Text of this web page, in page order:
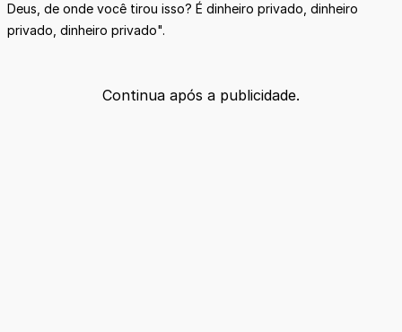
Deus, de onde você tirou isso? É dinheiro privado, dinheiro
privado, dinheiro privado".
Continua após a publicidade.